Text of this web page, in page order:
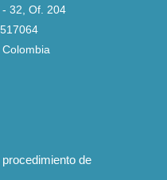
32, Of. 204
de